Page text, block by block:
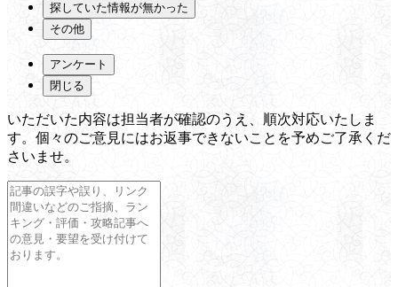
探していた情報が無かった
その他
アンケート
閉じる
いただいた内容は担当者が確認のうえ、順次対応いたしま
す。個々のご意見にはお返事できないことを予めご了承くだ
さいませ。